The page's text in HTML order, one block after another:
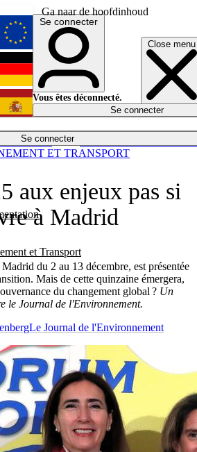
Ga naar de hoofdinhoud
Close menu
Se connecter
et Transport
Économie
English
Deutsch
Español
Se connecter
Vous êtes déconnecté.
Se connecter
aux enjeux pas si
à Madrid
du 2 au 13 décembre, est présentée
Mais de cette quinzaine émergera,
du changement global ? Un
le Journal de l'Environnement.
ET TRANSPORT
Le Journal de l'Environnement